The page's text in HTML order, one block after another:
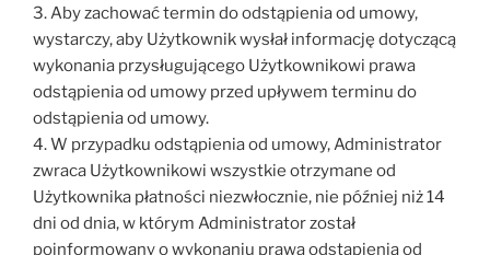
3. Aby zachować termin do odstąpienia od umowy,
wystarczy, aby Użytkownik wysłał informację dotyczącą
wykonania przysługującego Użytkownikowi prawa
odstąpienia od umowy przed upływem terminu do
odstąpienia od umowy.
4. W przypadku odstąpienia od umowy, Administrator
zwraca Użytkownikowi wszystkie otrzymane od
Użytkownika płatności niezwłocznie, nie później niż 14
dni od dnia, w którym Administrator został
poinformowany o wykonaniu prawa odstąpienia od